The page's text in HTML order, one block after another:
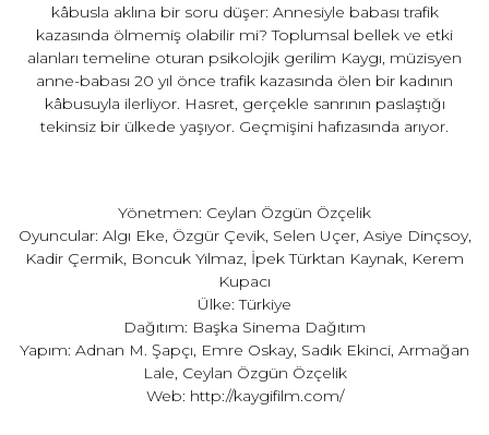
kâbusla aklına bir soru düşer: Annesiyle babası trafik
kazasında ölmemiş olabilir mi? Toplumsal bellek ve etki
alanları temeline oturan psikolojik gerilim Kaygı, müzisyen
anne-babası 20 yıl önce trafik kazasında ölen bir kadının
kâbusuyla ilerliyor. Hasret, gerçekle sanrının paslaştığı
tekinsiz bir ülkede yaşıyor. Geçmişini hafızasında arıyor.
Yönetmen: Ceylan Özgün Özçelik
Oyuncular: Algı Eke, Özgür Çevik, Selen Uçer, Asiye Dinçsoy,
Kadir Çermik, Boncuk Yılmaz, İpek Türktan Kaynak, Kerem
Kupacı
Ülke: Türkiye
Dağıtım: Başka Sinema Dağıtım
Yapım: Adnan M. Şapçı, Emre Oskay, Sadık Ekinci, Armağan
Lale, Ceylan Özgün Özçelik
Web: http://kaygifilm.com/